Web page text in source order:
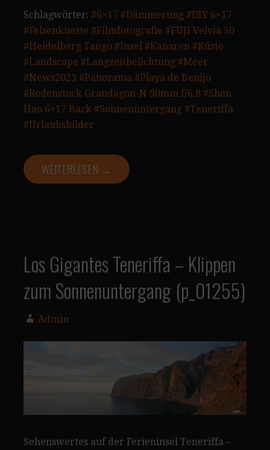
Schlagwörter: #6×17 #Dämmerung #DIY 6×17
#Felsenkueste #Filmfotografie #FUJI Velvia 50
#Heidelberg Tango #Insel #Kanaren #Küste
#Landscape #Langzeitbelichtung #Meer
#News2023 #Panorama #Playa de Benijo
#Rodenstock Grandagon-N 90mm f/6.8 #Shen
Hao 6×17 Back #Sonnenuntergang #Teneriffa
#Urlaubsbilder
WEITERLESEN →
Los Gigantes Teneriffa – Klippen
zum Sonnenuntergang (p_01255)
Admin
Sehenswertes auf der Ferieninsel Teneriffa –